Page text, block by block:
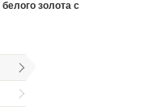
золота с